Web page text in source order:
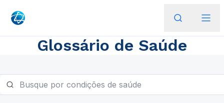
Glossário de Saúde